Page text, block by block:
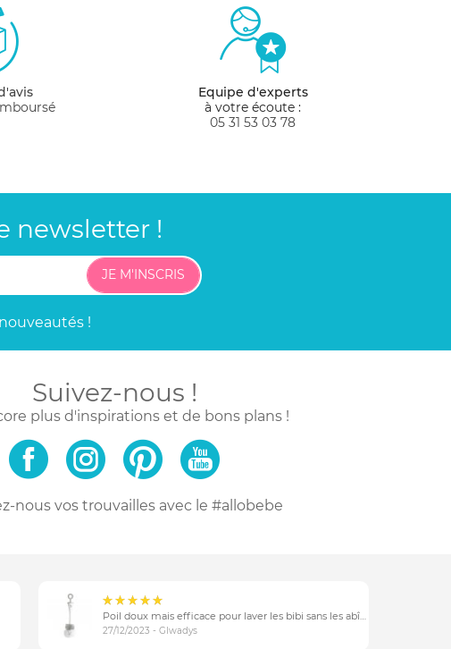
Equipe d'experts
à votre écoute :
05 31 53 03 78
newsletter !
JE M'INSCRIS
!
Suivez-nous !
plus d'inspirations et de bons plans !
nous vos trouvaillesavec le #allobebe
27/12/2023 - Glwadys